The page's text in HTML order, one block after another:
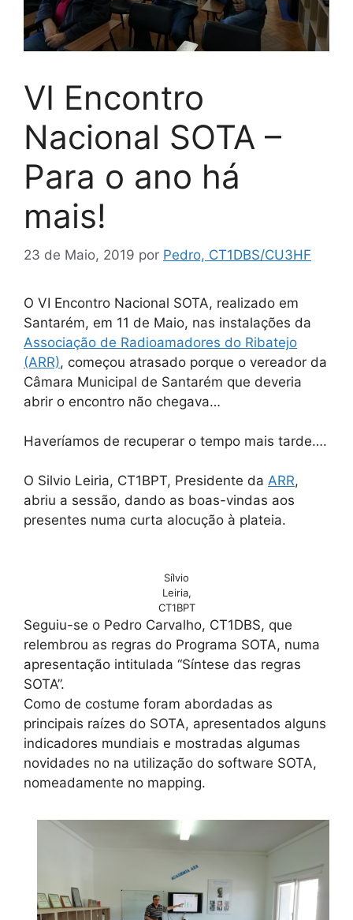
VI Encontro
Nacional SOTA –
Para o ano há
mais!
23 de Maio, 2019 por Pedro, CT1DBS/CU3HF
O VI Encontro Nacional SOTA, realizado em
Santarém, em 11 de Maio, nas instalações da
Associação de Radioamadores do Ribatejo
(ARR), começou atrasado porque o vereador da
Câmara Municipal de Santarém que deveria
abrir o encontro não chegava…
Haveríamos de recuperar o tempo mais tarde….
O Silvio Leiria, CT1BPT, Presidente da ARR,
abriu a sessão, dando as boas-vindas aos
presentes numa curta alocução à plateia.
Sílvio
Leiria,
CT1BPT
Seguiu-se o Pedro Carvalho, CT1DBS, que
relembrou as regras do Programa SOTA, numa
apresentação intitulada “Síntese das regras
SOTA”.
Como de costume foram abordadas as
principais raízes do SOTA, apresentados alguns
indicadores mundiais e mostradas algumas
novidades no na utilização do software SOTA,
nomeadamente no mapping.